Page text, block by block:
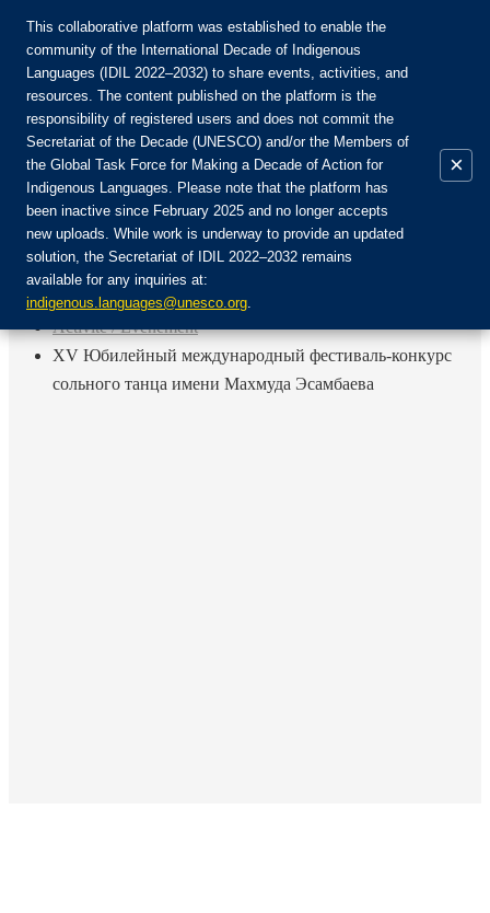
Rejoignez la communauté :
Login
FR
EN
ES
RU
Accueil
Activité / Événement
XV Юбилейный международный фестиваль-конкурс
сольного танца имени Махмуда Эсамбаева
This collaborative platform was established to enable the
community of the International Decade of Indigenous
Languages (IDIL 2022–2032) to share events, activities, and
resources. The content published on the platform is the
responsibility of registered users and does not commit the
Secretariat of the Decade (UNESCO) and/or the Members of
the Global Task Force for Making a Decade of Action for
Indigenous Languages. Please note that the platform has
been inactive since February 2025 and no longer accepts
new uploads. While work is underway to provide an updated
solution, the Secretariat of IDIL 2022–2032 remains
available for any inquiries at:
indigenous.languages@unesco.org.
×